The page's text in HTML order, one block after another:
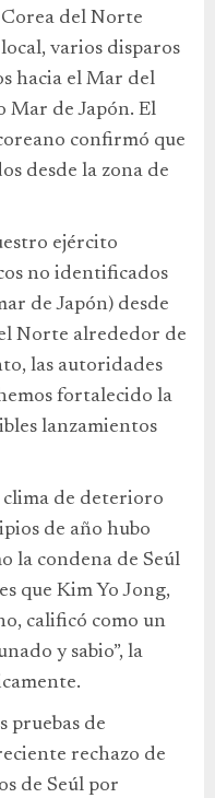
Corea del Norte
varios disparos
hacia el Mar del
Mar de Japón. El
confirmó que
desde la zona de
ejército
no identificados
de Japón) desde
Norte alrededor de
las autoridades
fortalecido la
lanzamientos
clima de deterioro
de año hubo
la condena de Seúl
que Kim Yo Jong,
calificó como un
y sabio”, la
pruebas de
rechazo de
de Seúl por